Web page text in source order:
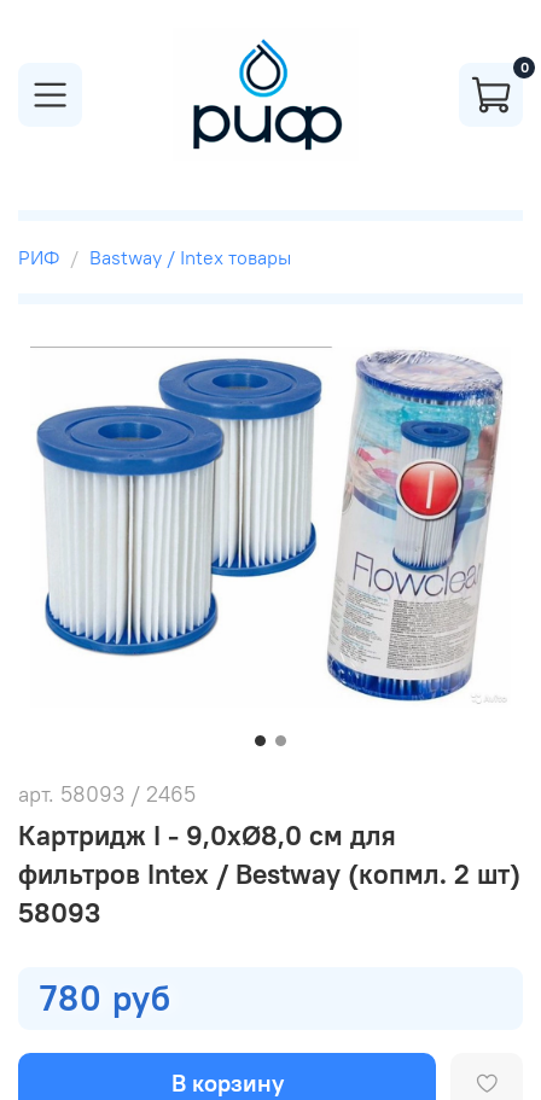
0
РИФ Bastway / Intex товары
арт. 58093 / 2465
Картридж I - 9,0хØ8,0 см для
фильтров Intex / Bestway (копмл. 2 шт)
58093
780 руб
В корзину